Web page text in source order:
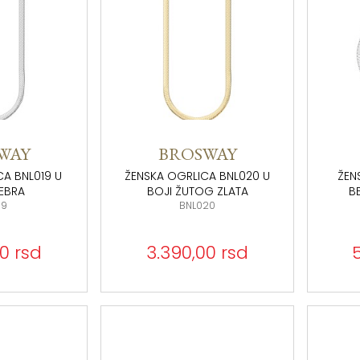
BNL019 U
rsd
BROSWAY
ŽENSKA OGRLICA BNL020 U
BOJI ŽUTOG ZLATA
BNL020
3.390,00 rsd